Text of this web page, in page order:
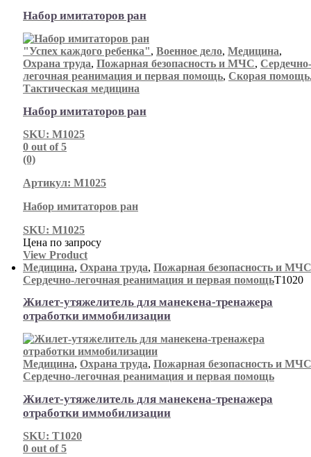
Набор имитаторов ран
"Успех каждого ребенка", Военное дело, Медицина,
Охрана труда, Пожарная безопасность и МЧС, Сердечно-
легочная реанимация и первая помощь, Скорая помощь
Тактическая медицина
Набор имитаторов ран
SKU: М1025
0 out of 5
(0)
Артикул: М1025
Набор имитаторов ран
SKU: М1025
Цена по запросу
View Product
Медицина, Охрана труда, Пожарная безопасность и МЧС
Сердечно-легочная реанимация и первая помощьТ1020
Жилет-утяжелитель для манекена-тренажера
отработки иммобилизации
Медицина, Охрана труда, Пожарная безопасность и МЧС
Сердечно-легочная реанимация и первая помощь
Жилет-утяжелитель для манекена-тренажера
отработки иммобилизации
SKU: Т1020
0 out of 5